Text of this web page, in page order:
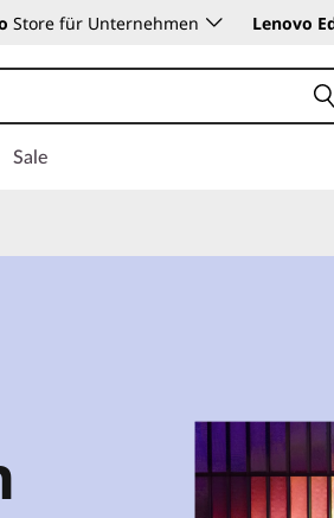
Store für Unternehmen Lenovo
Sale